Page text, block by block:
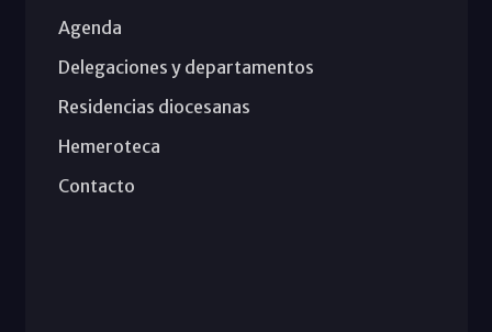
Agenda
Delegaciones y departamentos
Residencias diocesanas
Hemeroteca
Contacto